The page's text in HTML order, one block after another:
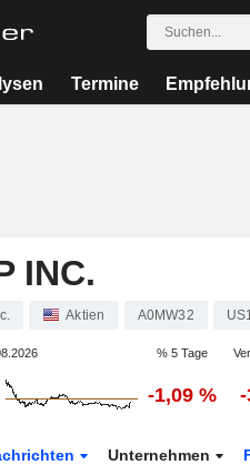
Termine
INC.
Aktien A0MW32
% 5 Tage
-1,09 %
Unternehmen